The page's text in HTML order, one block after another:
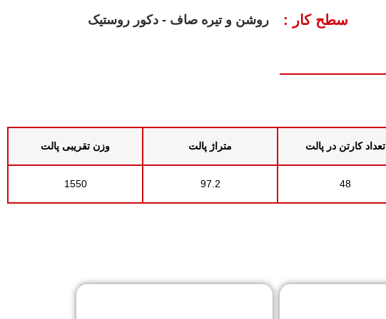
سطح کار : روشن و تیره صاف - دکور روستیک
تعداد کارتن در پالت متراژ پالت وزن تقریبی پالت
48
97.2
1550